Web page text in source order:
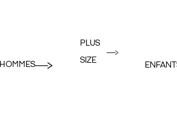
HOMMES
PLUS
SIZE